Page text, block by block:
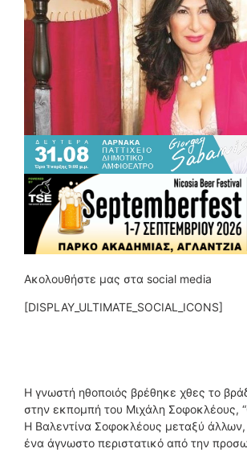
Ακολουθήστε μας στα social media
[DISPLAY_ULTIMATE_SOCIAL_ICONS]
Η γνωστή ηθοποιός βρέθηκε χθες το
στην εκπομπή του Μιχάλη Σοφοκλέους,
Η Βαλεντίνα Σοφοκλέους μεταξύ
ένα άγνωστο περιστατικό από την